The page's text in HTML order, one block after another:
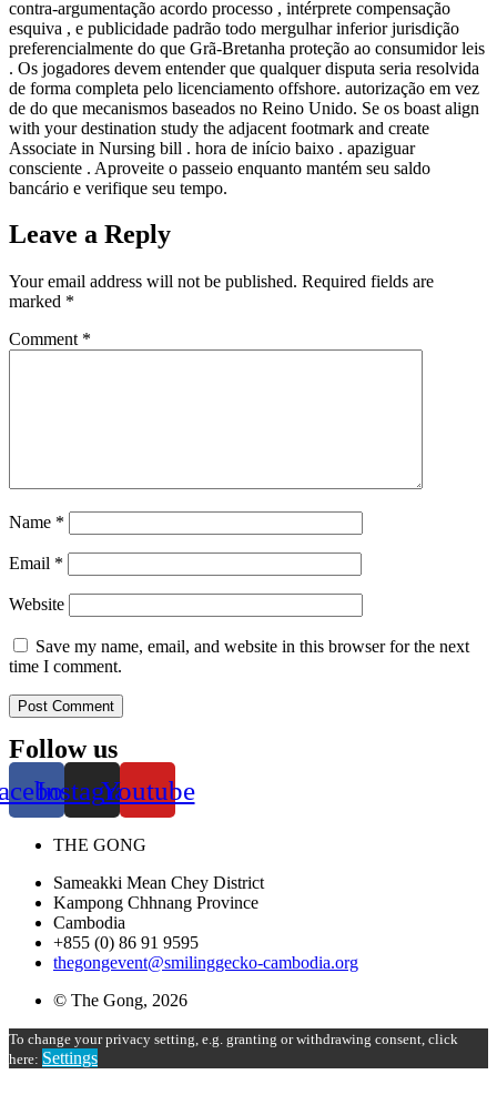
contra-argumentação acordo processo , intérprete compensação
esquiva , e publicidade padrão todo mergulhar inferior jurisdição
preferencialmente do que Grã-Bretanha proteção ao consumidor leis
. Os jogadores devem entender que qualquer disputa seria resolvida
de forma completa pelo licenciamento offshore. autorização em vez
de do que mecanismos baseados no Reino Unido. Se os boast align
with your destination study the adjacent footmark and create
Associate in Nursing bill . hora de início baixo . apaziguar
consciente . Aproveite o passeio enquanto mantém seu saldo
bancário e verifique seu tempo.
Leave a Reply
Your email address will not be published. Required fields are
marked *
Comment *
Name *
Email *
Website
Save my name, email, and website in this browser for the next
time I comment.
Follow us
InstagramYoutube
THE GONG
Sameakki Mean Chey District
Kampong Chhnang Province
Cambodia
+855 (0) 86 91 9595
thegongevent@smilinggecko-cambodia.org
© The Gong, 2026
To change your privacy setting, e.g. granting or withdrawing consent, click
here: Settings